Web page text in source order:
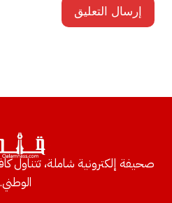
صحيفة إلكترونية شاملة، تتناول
الوطني.